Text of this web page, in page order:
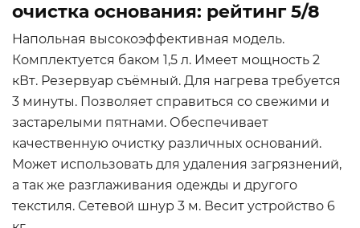
очистка основания: рейтинг 5/8
Напольная высокоэффективная модель.
Комплектуется баком 1,5 л. Имеет мощность 2
кВт. Резервуар съёмный. Для нагрева требуется
3 минуты. Позволяет справиться со свежими и
застарелыми пятнами. Обеспечивает
качественную очистку различных оснований.
Может использовать для удаления загрязнений,
а так же разглаживания одежды и другого
текстиля. Сетевой шнур 3 м. Весит устройство 6